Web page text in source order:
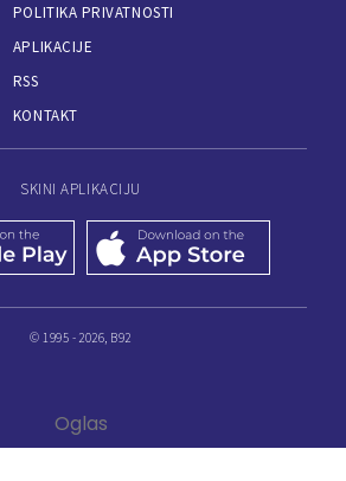
POLITIKA PRIVATNOSTI
APLIKACIJE
RSS
KONTAKT
SKINI APLIKACIJU
© 1995 - 2026, B92